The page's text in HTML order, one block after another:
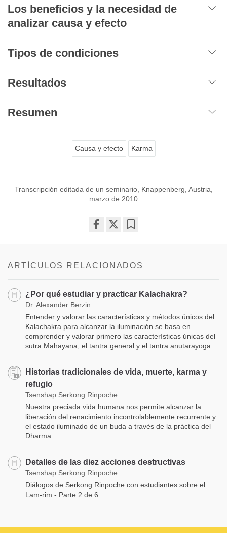
Los beneficios y la necesidad de
analizar causa y efecto
Tipos de condiciones
Resultados
Resumen
Causa y efecto Karma
Transcripción editada de un seminario, Knappenberg, Austria,
marzo de 2010
ARTÍCULOS RELACIONADOS
¿Por qué estudiar y practicar Kalachakra?
Dr. Alexander Berzin
Entender y valorar las características y métodos únicos del
Kalachakra para alcanzar la iluminación se basa en
comprender y valorar primero las características únicas del
sutra Mahayana, el tantra general y el tantra anutarayoga.
Historias tradicionales de vida, muerte, karma y
refugio
Tsenshap Serkong Rinpoche
Nuestra preciada vida humana nos permite alcanzar la
liberación del renacimiento incontrolablemente recurrente y
el estado iluminado de un buda a través de la práctica del
Dharma.
Detalles de las diez acciones destructivas
Tsenshap Serkong Rinpoche
Diálogos de Serkong Rinpoche con estudiantes sobre el
Lam-rim - Parte 2 de 6